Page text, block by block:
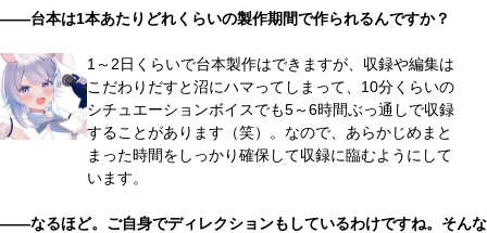
――台本は1本あたりどれくらいの製作期間で作られるんですか？
1～2日くらいで台本製作はできますが、収録や編集は
こだわりだすと沼にハマってしまって、10分くらいの
シチュエーションボイスでも5～6時間ぶっ通しで収録
することがあります（笑）。なので、あらかじめまと
まった時間をしっかり確保して収録に臨むようにして
います。
――なるほど。ご自身でディレクションもしているわけですね。そんな